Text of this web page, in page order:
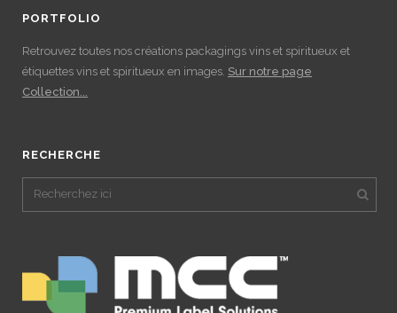
PORTFOLIO
Retrouvez toutes nos créations packagings vins et spiritueux et
étiquettes vins et spiritueux en images. Sur notre page
Collection...
RECHERCHE